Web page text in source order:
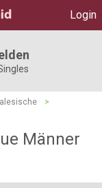
Login
>
Männer